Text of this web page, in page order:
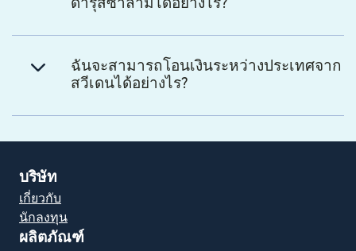
ดารุสซาลามได้อย่างไร?
ฉันจะสามารถโอนเงินระหว่างประเทศจาก
สวีเดนได้อย่างไร?
บริษัท
เกี่ยวกับ
นักลงทุน
ผลิตภัณฑ์